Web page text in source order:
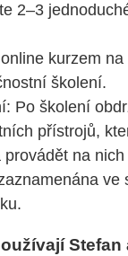
2–3
kurzem
školení.
Po školení
přístrojů,
na
ve
Stefan